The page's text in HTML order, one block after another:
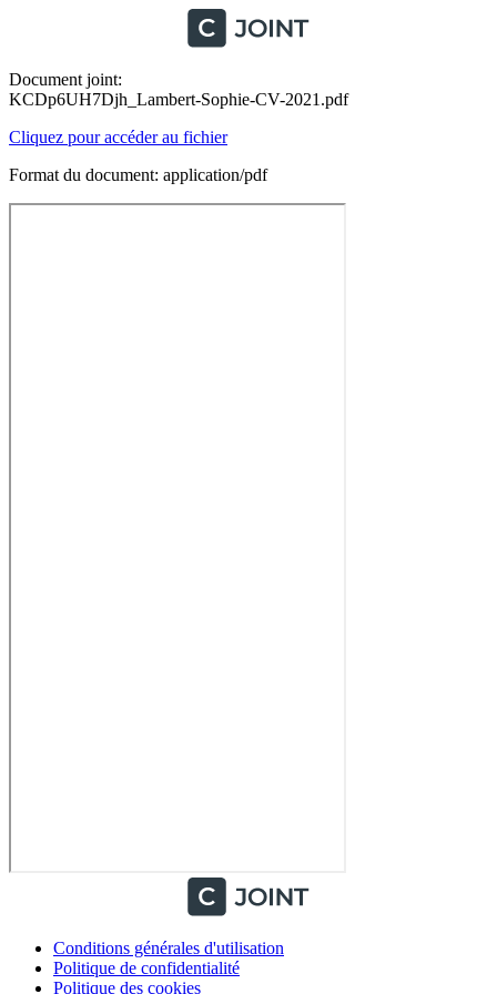
Document joint:
KCDp6UH7Djh_Lambert-Sophie-CV-2021.pdf
Cliquez pour accéder au fichier
Format du document: application/pdf
Conditions générales d'utilisation
Politique de confidentialité
Politique des cookies